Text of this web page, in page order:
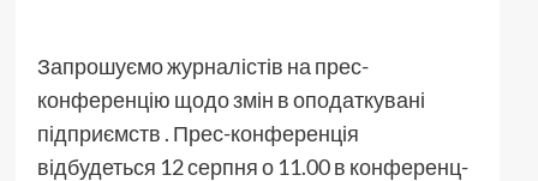
Запрошуємо журналістів на прес-
конференцію щодо змін в оподаткувані
підприємств . Прес-конференція
відбудеться 12 серпня о 11.00 в конференц-